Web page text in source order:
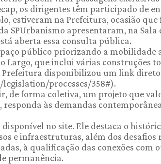
os dirigentes têm participado de
estiveram na Prefeitura, ocasião que
SPUrbanismo apresentaram, na Sala
aberta essa consulta pública.
público priorizando a mobilidade
que inclui várias construções
disponibilizou um link direto
processes/358#).
de forma coletiva, um projeto que
às demandas
no site. Ele destaca o
e infraestruturas, além dos desafios
à qualificação das conexões com
permanência.